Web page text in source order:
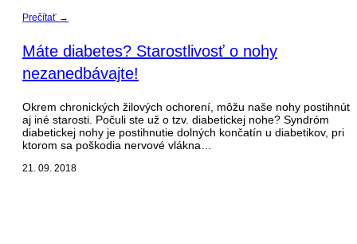
Prečítať →
Máte diabetes? Starostlivosť o nohy
nezanedbávajte!
Okrem chronických žilových ochorení, môžu naše nohy postihnút
aj iné starosti. Počuli ste už o tzv. diabetickej nohe? Syndróm
diabetickej nohy je postihnutie dolných končatín u diabetikov, pri
ktorom sa poškodia nervové vlákna…
21. 09. 2018